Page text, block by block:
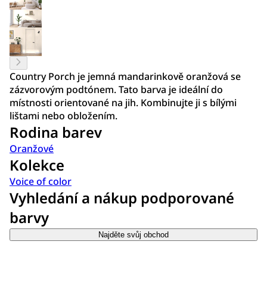
Country Porch je jemná mandarinkově oranžová se
zázvorovým podtónem. Tato barva je ideální do
místnosti orientované na jih. Kombinujte ji s bílými
lištami nebo obložením.
Rodina barev
Oranžové
Kolekce
Voice of color
Vyhledání a nákup podporované
barvy
Najděte svůj obchod